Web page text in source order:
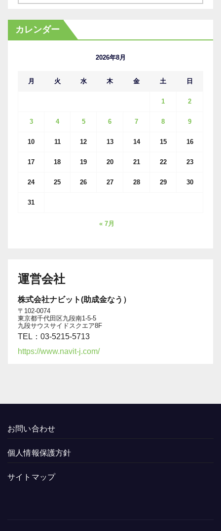
カ
イ
カレンダー
2026年8月
月 火 水 木 金 土 日
1 2
3 4 5 6 7 8 9
10 11 12 13 14 15 16
17 18 19 20 21 22 23
24 25 26 27 28 29 30
31
« 7月
運営会社
株式会社ナビット(助成金なう）
〒102-0074
東京都千代田区九段南1-5-5
九段サウスサイドスクエア8F
TEL：03-5215-5713
https://www.navit-j.com/
お問い合わせ
個人情報保護方針
サイトマップ